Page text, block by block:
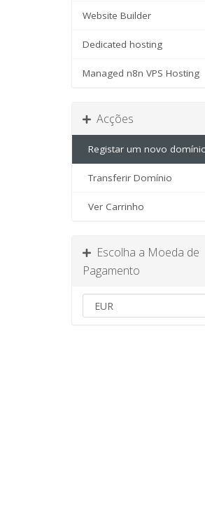
Website Builder
Dedicated hosting
Managed n8n VPS Hosting
Acções
Registar um novo
Transferir Domínio
Ver Carrinho
Escolha a Moeda de
Pagamento